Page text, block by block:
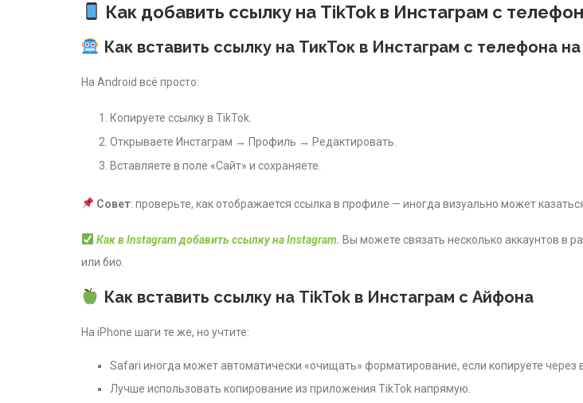
Как добавить ссылку на TikTok в Инстаграм с
Как вставить ссылку на ТикТок в Инстаграм с телефона
На Android всё просто:
Копируете ссылку в TikTok.
Открываете Инстаграм → Профиль → Редактировать.
Вставляете в поле «Сайт» и сохраняете.
Совет: проверьте, как отображается ссылка в профиле — иногда визуально может
Как в Instagram добавить ссылку на Instagram. Вы можете связать несколько аккаунтов в
или био.
Как вставить ссылку на TikTok в Инстаграм с Айфона
На iPhone шаги те же, но учтите:
Safari иногда может автоматически «очищать» форматирование, если копируете через
Лучше использовать копирование из приложения TikTok напрямую.